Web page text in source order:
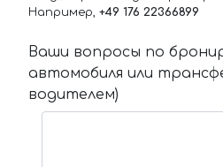
Например, +49 176 22366899
Ваши вопросы по
автомобиля или
водителем)